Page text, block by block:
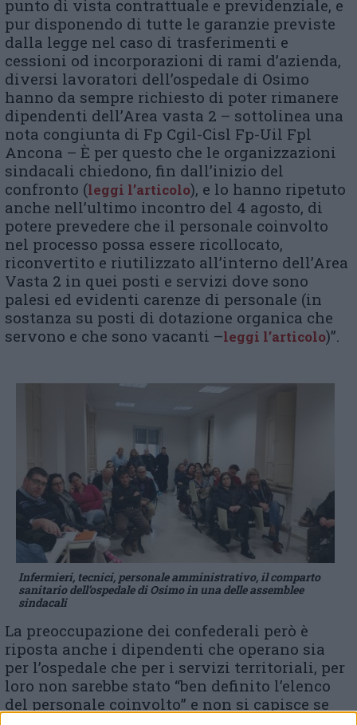
punto di vista contrattuale e previdenziale, e
pur disponendo di tutte le garanzie previste
dalla legge nel caso di trasferimenti e
cessioni od incorporazioni di rami d’azienda,
diversi lavoratori dell’ospedale di Osimo
hanno da sempre richiesto di poter rimanere
dipendenti dell’Area vasta 2 – sottolinea una
nota congiunta di Fp Cgil-Cisl Fp-Uil Fpl
Ancona – È per questo che le organizzazioni
sindacali chiedono, fin dall’inizio del
confronto (leggi l’articolo), e lo hanno ripetuto
anche nell’ultimo incontro del 4 agosto, di
potere prevedere che il personale coinvolto
nel processo possa essere ricollocato,
riconvertito e riutilizzato all’interno dell’Area
Vasta 2 in quei posti e servizi dove sono
palesi ed evidenti carenze di personale (in
sostanza su posti di dotazione organica che
servono e che sono vacanti –leggi l’articolo)”.
Infermieri, tecnici, personale amministrativo, il comparto
sanitario dell’ospedale di Osimo in una delle assemblee
sindacali
La preoccupazione dei confederali però è
riposta anche i dipendenti che operano sia
per l’ospedale che per i servizi territoriali, per
loro non sarebbe stato “ben definito l’elenco
del personale coinvolto” e non si capisce se